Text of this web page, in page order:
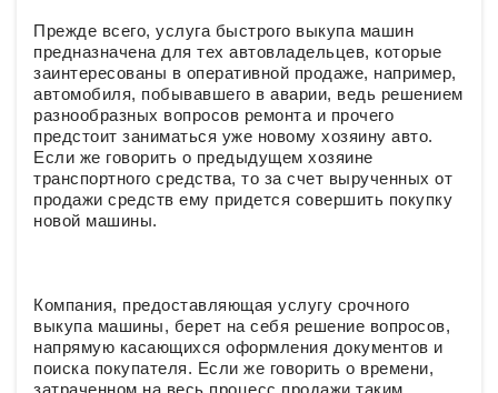
Прежде всего, услуга быстрого выкупа машин
предназначена для тех автовладельцев, которые
заинтересованы в оперативной продаже, например,
автомобиля, побывавшего в аварии, ведь решением
разнообразных вопросов ремонта и прочего
предстоит заниматься уже новому хозяину авто.
Если же говорить о предыдущем хозяине
транспортного средства, то за счет вырученных от
продажи средств ему придется совершить покупку
новой машины.
Компания, предоставляющая услугу срочного
выкупа машины, берет на себя решение вопросов,
напрямую касающихся оформления документов и
поиска покупателя. Если же говорить о времени,
затраченном на весь процесс продажи таким